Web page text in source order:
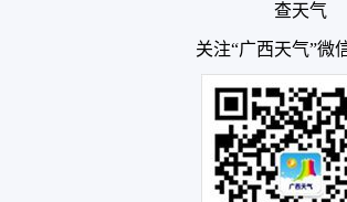
查天气
关注“广西天气”微